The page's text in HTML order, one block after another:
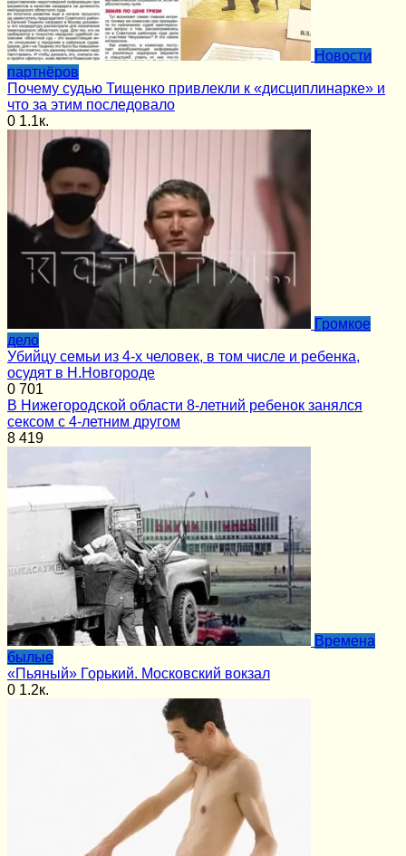
Новости
партнёров
Почему судью Тищенко привлекли к «дисциплинарке» и
что за этим последовало
0 1.1к.
Громкое
дело
Убийцу семьи из 4-х человек, в том числе и ребенка,
осудят в Н.Новгороде
0 701
В Нижегородской области 8-летний ребенок занялся
сексом с 4-летним другом
8 419
Времена
былые
«Пьяный» Горький. Московский вокзал
0 1.2к.